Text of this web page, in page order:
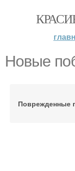
Новые
Поврежденные